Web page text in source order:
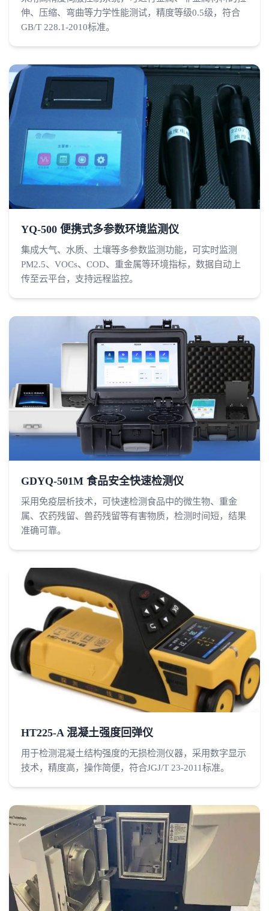
伸、压缩、弯曲等力学性能测试，精度等级0.5级，符合
GB/T 228.1-2010标准。
YQ-500 便携式多参数环境监测仪
集成大气、水质、土壤等多参数监测功能，可实时监测
PM2.5、VOCs、COD、重金属等环境指标，数据自动上
传至云平台，支持远程监控。
GDYQ-501M 食品安全快速检测仪
采用免疫层析技术，可快速检测食品中的微生物、重金
属、农药残留、兽药残留等有害物质，检测时间短，结果
准确可靠。
HT225-A 混凝土强度回弹仪
用于检测混凝土结构强度的无损检测仪器，采用数字显示
技术，精度高，操作简便，符合JGJ/T 23-2011标准。